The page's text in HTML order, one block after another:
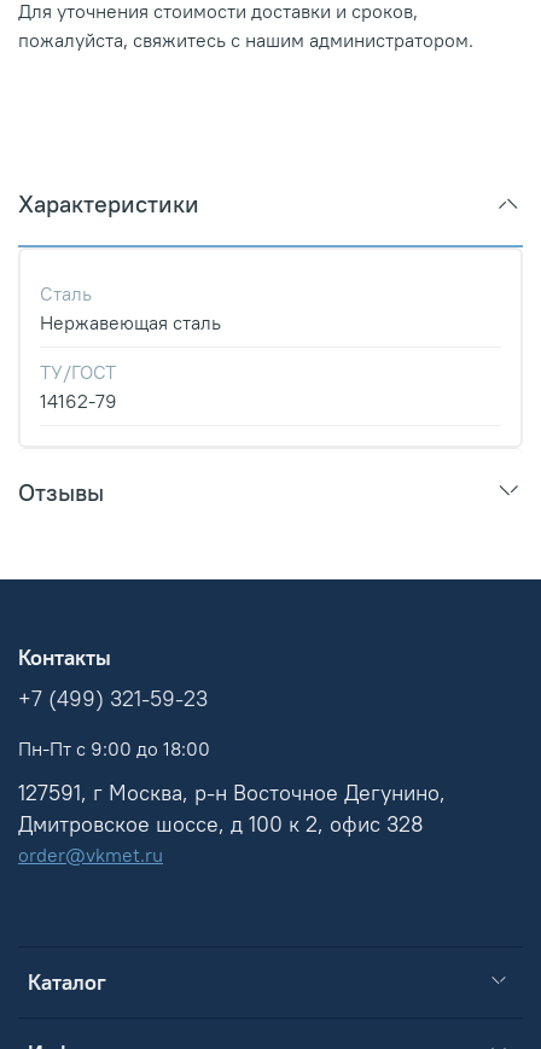
Для уточнения стоимости доставки и сроков,
пожалуйста, свяжитесь с нашим администратором.
Характеристики
Сталь
Нержавеющая сталь
ТУ/ГОСТ
14162-79
Отзывы
Каталог
Контакты
+7 (499) 321-59-23
Пн-Пт с 9:00 до 18:00
127591, г Москва, р-н Восточное Дегунино,
Дмитровское шоссе, д 100 к 2, офис 328
order@vkmet.ru